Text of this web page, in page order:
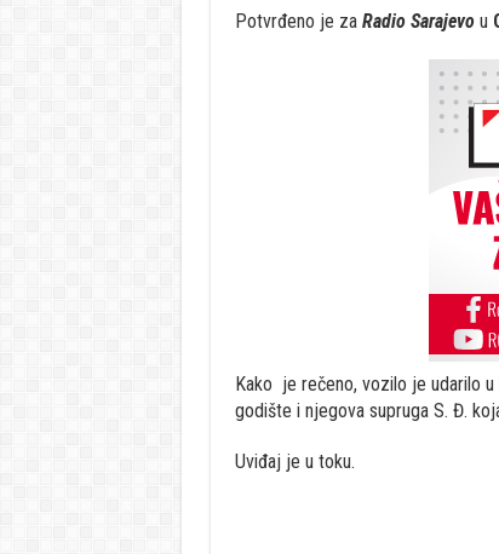
Potvrđeno je za Radio Sarajevou
Kako je rečeno, vozilo je udarilo
godište i njegova supruga S. Đ.
Uviđaj je u toku.